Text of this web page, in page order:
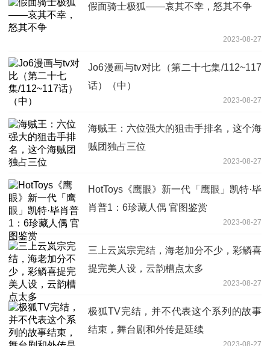
假面骑士极狐——哀其不幸，怒其不争
2023-08-27
Jo6漫画与tv对比（第二十七集/112~117
话）（中）
2023-08-27
海贼王：六位强大的狙击手排名，这个海
贼团独占三位
2023-08-27
HotToys《鹰眼》新一代「鹰眼」凯特·毕
肖普1：6珍藏人偶 官图鉴赏
2023-08-27
三上云岚宗完结，海老加分不少，彩鳞喜
提完美人设，云韵槽点太多
2023-08-27
极狐TV完结，并不代表这个系列的故事
结束，舞台剧和外传是延续
2023-08-27